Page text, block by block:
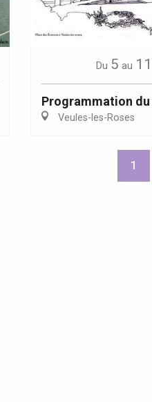
Du 5 au 11
Programmation du
Veules-les-Roses
1